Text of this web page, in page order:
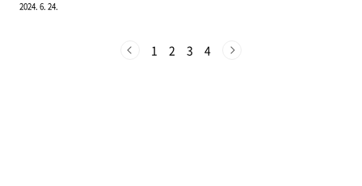
로 퍼져 있는 상태입니다. 그들은 주로 습
경에서는 그들의 번식 속도가 매우 빠릅니
시기는 7월 말쯤 될 것으로 예상이 됩니다.
을 수 있으나, 평균적으로 6월 말부터 7월
2024. 6. 24.
1 2 3 4